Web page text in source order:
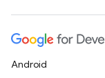
Android